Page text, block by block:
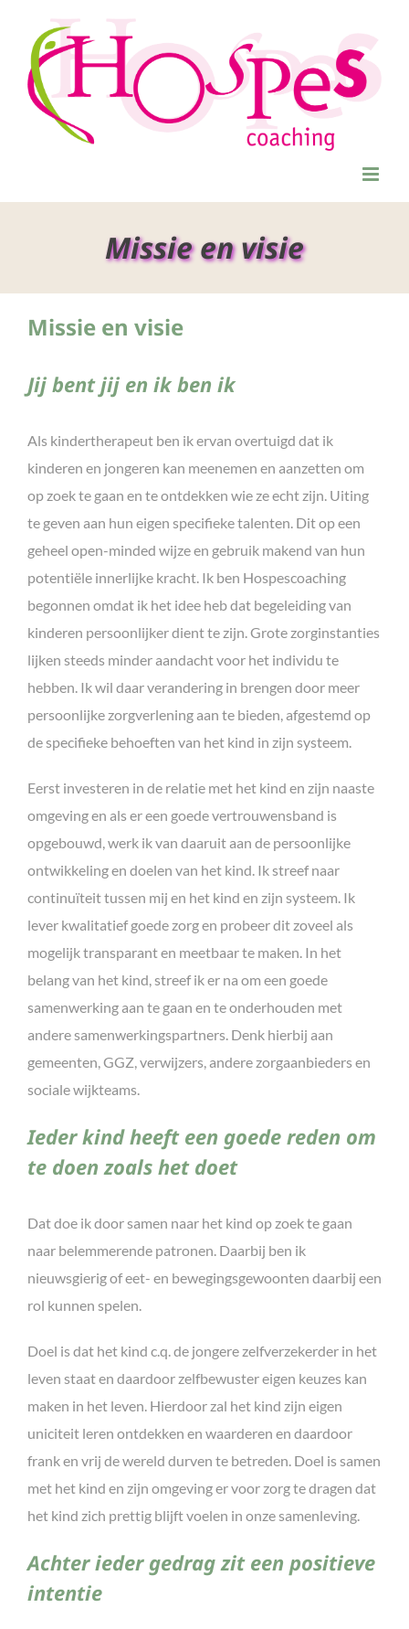
inhoud
Missie en visie
Missie en visie
Jij bent jij en ik ben ik
Als kindertherapeut ben ik ervan overtuigd dat ik
kinderen en jongeren kan meenemen en aanzetten om
op zoek te gaan en te ontdekken wie ze echt zijn. Uiting
te geven aan hun eigen specifieke talenten. Dit op een
geheel open-minded wijze en gebruik makend van hun
potentiële innerlijke kracht. Ik ben Hospescoaching
begonnen omdat ik het idee heb dat begeleiding van
kinderen persoonlijker dient te zijn. Grote zorginstanties
lijken steeds minder aandacht voor het individu te
hebben. Ik wil daar verandering in brengen door meer
persoonlijke zorgverlening aan te bieden, afgestemd op
de specifieke behoeften van het kind in zijn systeem.
Eerst investeren in de relatie met het kind en zijn naaste
omgeving en als er een goede vertrouwensband is
opgebouwd, werk ik van daaruit aan de persoonlijke
ontwikkeling en doelen van het kind. Ik streef naar
continuïteit tussen mij en het kind en zijn systeem. Ik
lever kwalitatief goede zorg en probeer dit zoveel als
mogelijk transparant en meetbaar te maken. In het
belang van het kind, streef ik er na om een goede
samenwerking aan te gaan en te onderhouden met
andere samenwerkingspartners. Denk hierbij aan
gemeenten, GGZ, verwijzers, andere zorgaanbieders en
sociale wijkteams.
Ieder kind heeft een goede reden om
te doen zoals het doet
Dat doe ik door samen naar het kind op zoek te gaan
naar belemmerende patronen. Daarbij ben ik
nieuwsgierig of eet- en bewegingsgewoonten daarbij een
rol kunnen spelen.
Doel is dat het kind c.q. de jongere zelfverzekerder in het
leven staat en daardoor zelfbewuster eigen keuzes kan
maken in het leven. Hierdoor zal het kind zijn eigen
uniciteit leren ontdekken en waarderen en daardoor
frank en vrij de wereld durven te betreden. Doel is samen
met het kind en zijn omgeving er voor zorg te dragen dat
het kind zich prettig blijft voelen in onze samenleving.
Achter ieder gedrag zit een positieve
intentie